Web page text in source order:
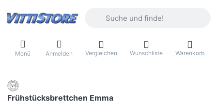
Menü Anmelden Vergleichen Wunschliste Warenkorb
Frühstücksbrettchen Emma